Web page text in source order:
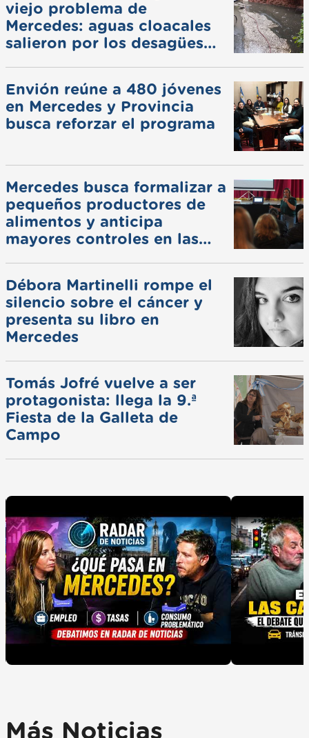
viejo problema de
Mercedes: aguas cloacales
salieron por los desagües
Envión reúne a 480 jóvenes
en Mercedes y Provincia
busca reforzar el programa
Mercedes busca formalizar a
pequeños productores de
alimentos y anticipa
mayores controles en las
Débora Martinelli rompe el
silencio sobre el cáncer y
presenta su libro en
Mercedes
Tomás Jofré vuelve a ser
protagonista: llega la 9.ª
Fiesta de la Galleta de
Campo
Más Noticias